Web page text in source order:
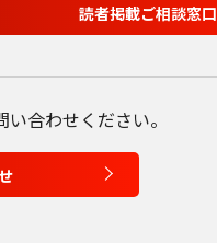
読者掲載ご相談窓口
合わせください。